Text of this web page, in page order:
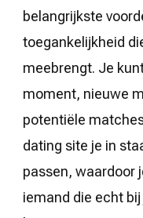
belangrijkste
toegankelijkheid
meebrengt. Je
moment, nieuwe
potentiële
dating site je in
passen, waardoor
iemand die echt